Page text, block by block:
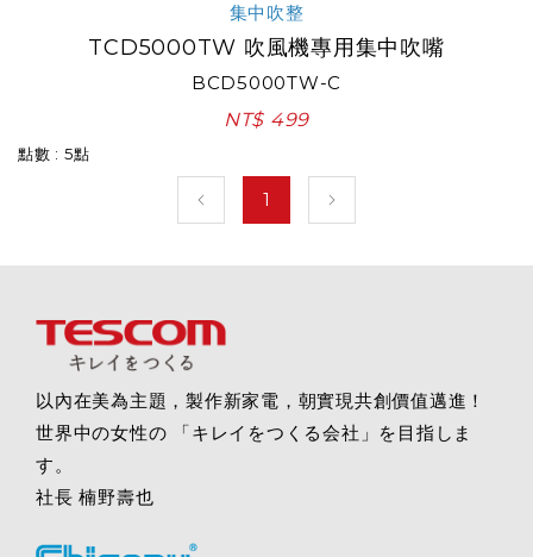
集中吹整
TCD5000TW 吹風機專用集中吹嘴
BCD5000TW-C
NT$ 499
點數 : 5點
1
以內在美為主題，製作新家電，朝實現共創價值邁進！
世界中の女性の 「キレイをつくる会社」を目指しま
す。
社長 楠野壽也